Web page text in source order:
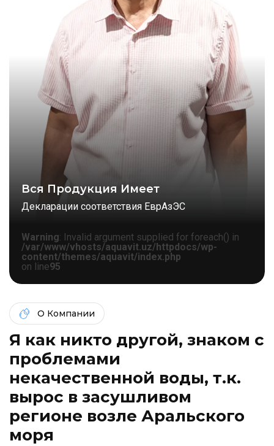
Вся Продукция Имеет
Декларации соответствия ЕврАзЭС
Warning: Invalid argument supplied for foreach() in
/var/www/vhosts/aquavit.uz/httpdocs/wp-
content/themes/aquavit/index.php
on line95
О Компании
Я как никто другой, знаком c
проблемами
некачественной воды, т.к.
вырос в засушливом
регионе возле Аральского
моря